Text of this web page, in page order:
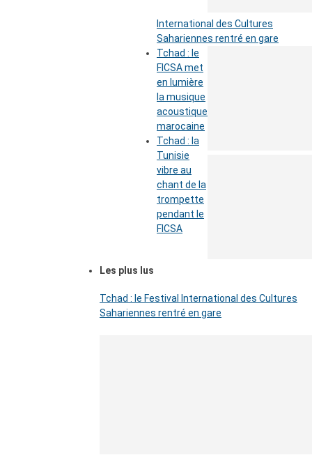
International des Cultures
Sahariennes rentré en gare
Tchad : le
FICSA met
en lumière
la musique
acoustique
marocaine
Tchad : la
Tunisie
vibre au
chant de la
trompette
pendant le
FICSA
Les plus lus
Tchad : le Festival International des Cultures
Sahariennes rentré en gare